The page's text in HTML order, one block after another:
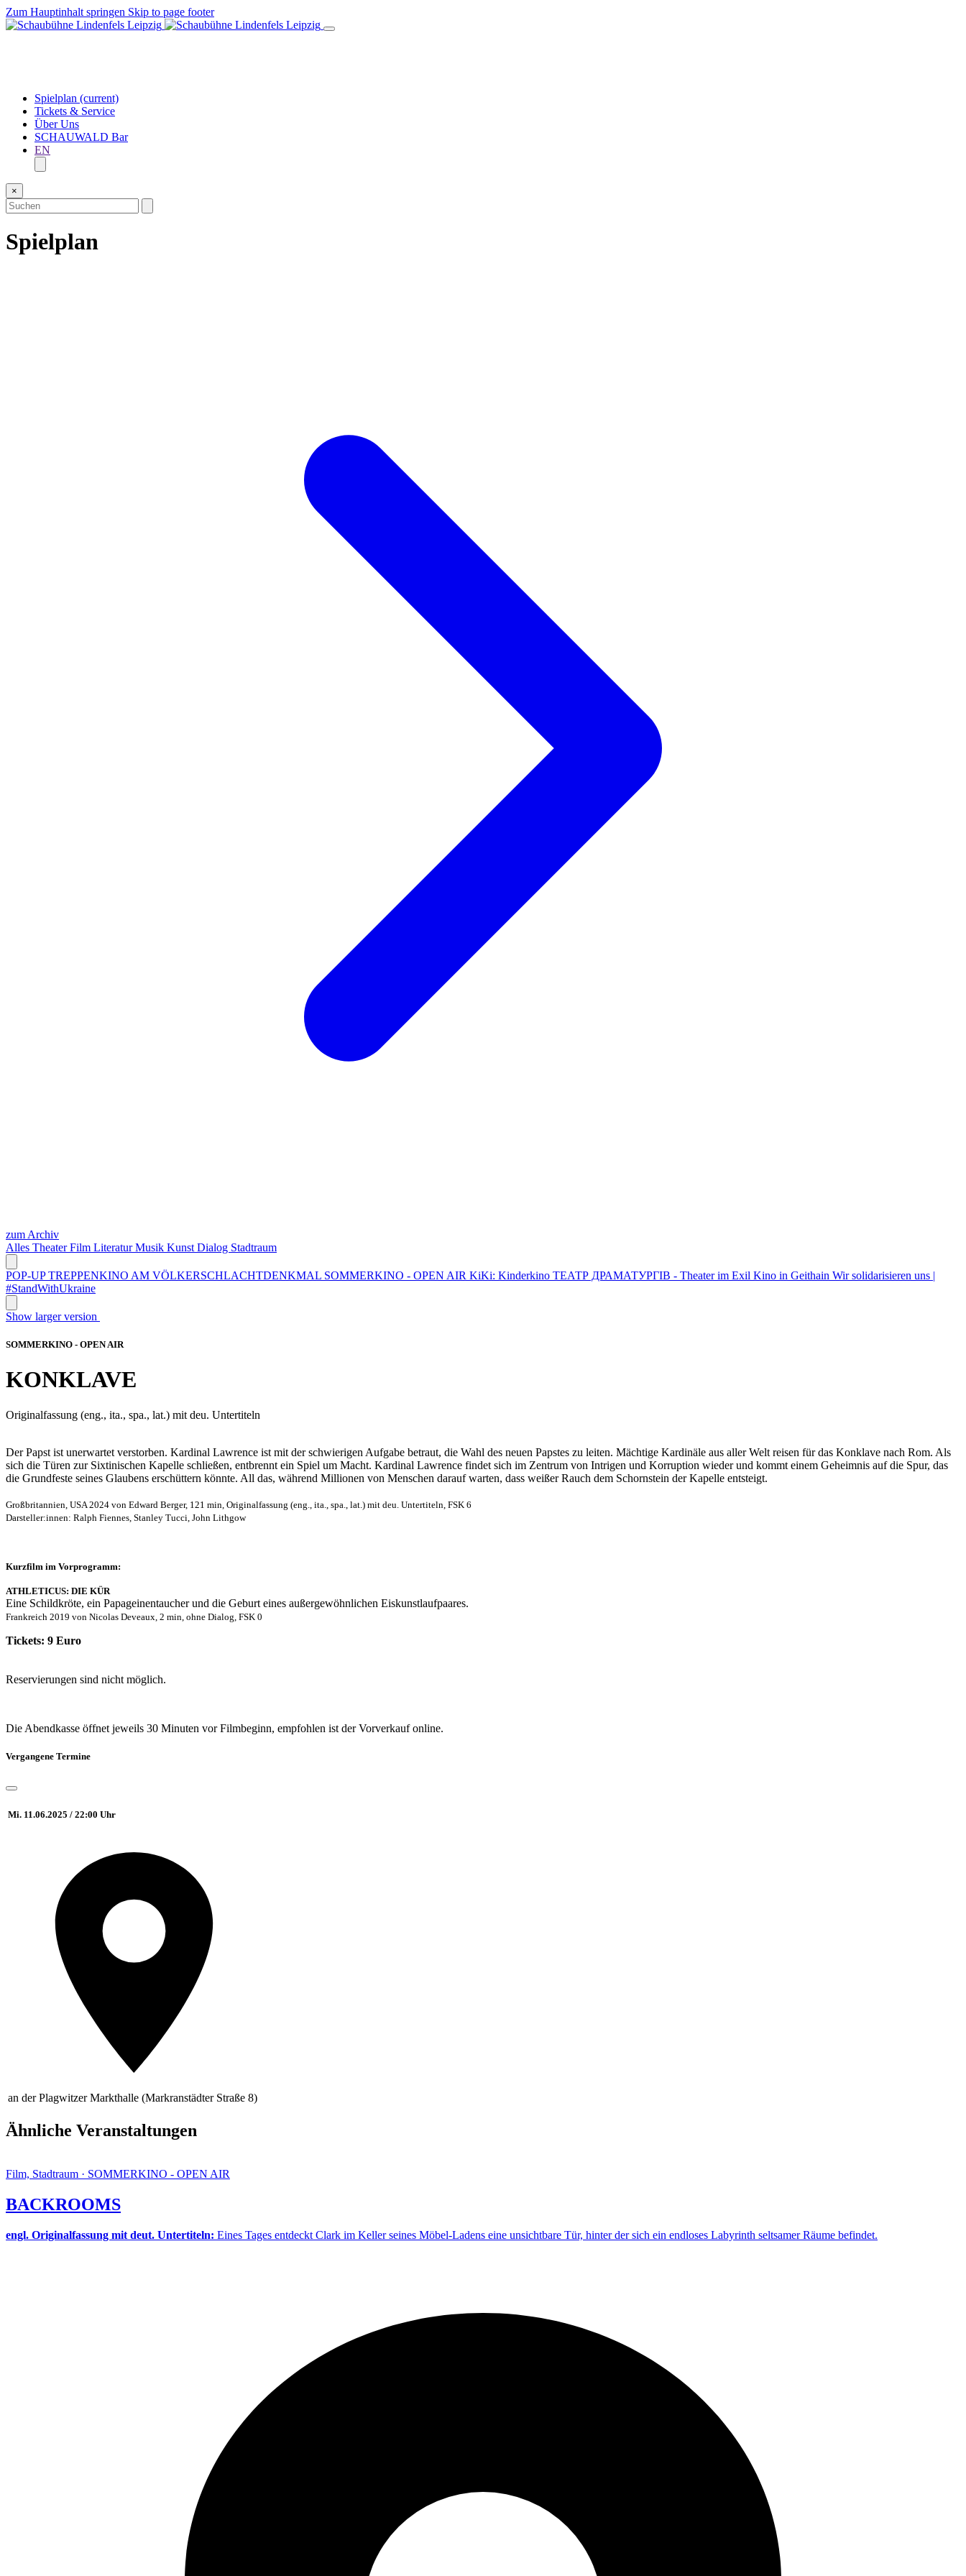
Zum Hauptinhalt springen Skip to page footer
Spielplan (current)
Tickets & Service
Über Uns
SCHAUWALD Bar
EN
×
Spielplan
zum Archiv
Alles TheaterFilm LiteraturMusik Kunst Dialog Stadtraum
POP-UP TREPPENKINO AM VÖLKERSCHLACHTDENKMAL SOMMERKINO - OPEN AIR KiKi: Kinderkino ТЕАТР ДРАМАТУРГІВ - Theater im Exil Kino in Geithain Wir solidarisieren uns |
#StandWithUkraine
Show larger version
SOMMERKINO - OPEN AIR
KONKLAVE
Originalfassung (eng., ita., spa., lat.) mit deu. Untertiteln
Der Papst ist unerwartet verstorben. Kardinal Lawrence ist mit der schwierigen Aufgabe betraut, die Wahl des neuen Papstes zu leiten. Mächtige Kardinäle aus aller Welt reisen für das Konklave nach Rom. Als
sich die Türen zur Sixtinischen Kapelle schließen, entbrennt ein Spiel um Macht. Kardinal Lawrence findet sich im Zentrum von Intrigen und Korruption wieder und kommt einem Geheimnis auf die Spur, das
die Grundfeste seines Glaubens erschüttern könnte. All das, während Millionen von Menschen darauf warten, dass weißer Rauch dem Schornstein der Kapelle entsteigt.
Großbritannien, USA 2024 von Edward Berger, 121 min, Originalfassung (eng., ita., spa., lat.) mit deu. Untertiteln, FSK 6
Darsteller:innen: Ralph Fiennes, Stanley Tucci, John Lithgow
Kurzfilm im Vorprogramm:
ATHLETICUS: DIE KÜR
Eine Schildkröte, ein Papageinentaucher und die Geburt eines außergewöhnlichen Eiskunstlaufpaares.
Frankreich 2019 von Nicolas Deveaux, 2 min, ohne Dialog, FSK 0
Tickets: 9 Euro
Reservierungen sind nicht möglich.
Die Abendkasse öffnet jeweils 30 Minuten vor Filmbeginn, empfohlen ist der Vorverkauf online.
Vergangene Termine
Mi. 11.06.2025 / 22:00 Uhr
an der Plagwitzer Markthalle (Markranstädter Straße 8)
Ähnliche Veranstaltungen
Film, Stadtraum · SOMMERKINO - OPEN AIR
BACKROOMS
engl. Originalfassung mit deut. Untertiteln: Eines Tages entdeckt Clark im Keller seines Möbel-Ladens eine unsichtbare Tür, hinter der sich ein endloses Labyrinth seltsamer Räume befindet.